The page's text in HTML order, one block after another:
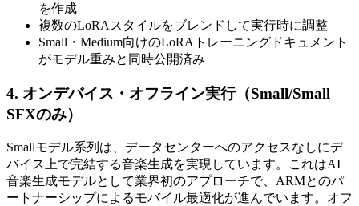
を作成
複数のLoRAスタイルをブレンドして実行時に調整
Small・Medium向けのLoRAトレーニングドキュメント
がモデル重みと同時公開済み
4. オンデバイス・オフライン実行（Small/Small
SFXのみ）
Smallモデル系列は、データセンターへのアクセスなしにデ
バイス上で完結する音楽生成を実現しています。これはAI
音楽生成モデルとして業界初のアプローチで、ARMとのパ
ートナーシップによるモバイル最適化が進んでいます。オフ